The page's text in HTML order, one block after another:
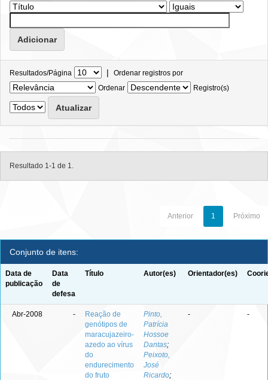
Resultados/Página | Ordenar registros por
Ordenar
Registro(s)
Resultado 1-1 de 1.
Anterior 1 Próximo
Conjunto de itens:
Data de
publicação
Data
de
defesa
Título Autor(es) Orientador(es)
Abr-2008 -
Reação de
genótipos de
maracujazeiro-
azedo ao vírus
do
endurecimento
do fruto
Pinto,
Patrícia
Hossoe
Dantas;
Peixoto,
José
Ricardo;
- -